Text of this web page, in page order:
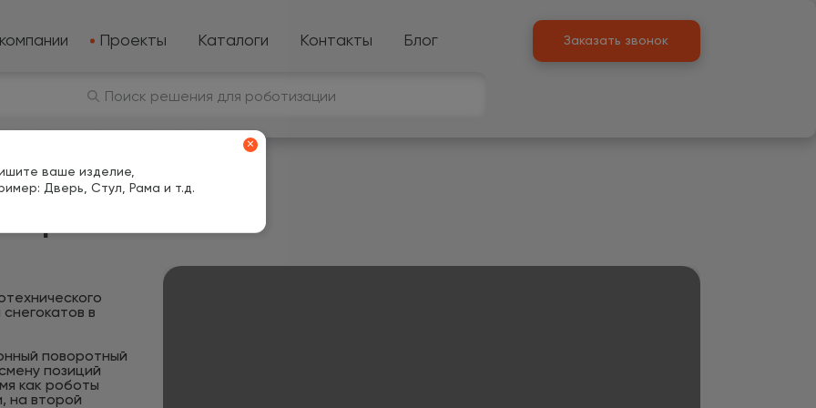
Проекты Каталоги Контакты Блог Заказать звонок
Поиск решения для роботизации
в
поворотный
позиций
как роботы
на второй
ваше изделие,
Дверь, Стул, Рама и т.д.
×